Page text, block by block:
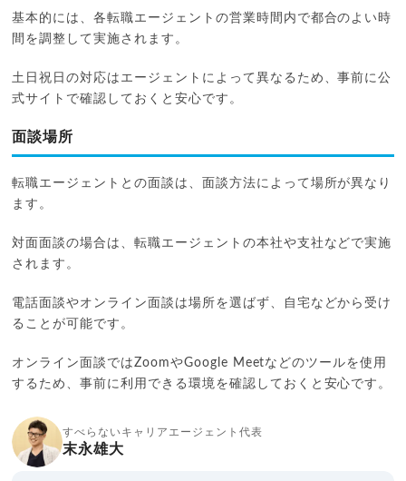
基本的には、各転職エージェントの営業時間内で都合のよい時
間を調整して実施されます。
土日祝日の対応はエージェントによって異なるため、事前に公
式サイトで確認しておくと安心です。
面談場所
転職エージェントとの面談は、面談方法によって場所が異なり
ます。
対面面談の場合は、転職エージェントの本社や支社などで実施
されます。
電話面談やオンライン面談は場所を選ばず、自宅などから受け
ることが可能です。
オンライン面談ではZoomやGoogle Meetなどのツールを使用
するため、事前に利用できる環境を確認しておくと安心です。
すべらないキャリアエージェント代表
末永雄大